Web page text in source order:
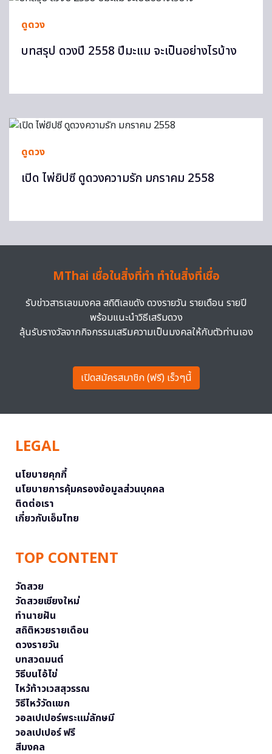
ดูดวง
บทสรุป ดวงปี 2558 ปีมะแม จะเป็นอย่างไรบ้าง
ดูดวง
เปิด ไพ่ยิปซี ดูดวงความรัก มกราคม 2558
MThai เชื่อในสิ่งที่ทำ ทำในสิ่งที่เชื่อ
รับข่าวสารเลขมงคล สถิติเลขดัง ดวงรายวัน รายเดือน รายปี
พร้อมแนะนำวิธีเสริมดวง
ลุ้นรับรางวัลจากกิจกรรมเสริมความเป็นมงคลให้กับตัวท่านเอง
เปิดสมัครสมาชิก (ฟรี) เร็วๆนี้
LEGAL
นโยบายคุกกี้
นโยบายการคุ้มครองข้อมูลส่วนบุคคล
ติดต่อเรา
เกี่ยวกับเอ็มไทย
TOP CONTENT
วัดสวย
วัดสวยเชียงใหม่
ทำนายฝัน
สถิติหวยรายเดือน
ดวงรายวัน
บทสวดมนต์
วิธีบนไอ้ไข่
ไหว้ท้าวเวสสุวรรณ
วิธีไหว้วัดแขก
วอลเปเปอร์พระแม่ลักษมี
วอลเปเปอร์ ฟรี
สีมงคล